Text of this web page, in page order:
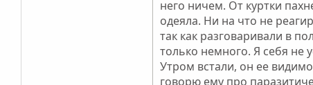
него ничем. От куртки
одеяла. Ни на что не
так как разговаривали в
только немного. Я себя не
Утром встали, он ее
говорю ему про